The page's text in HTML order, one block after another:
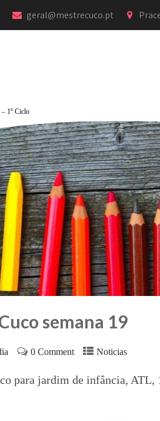
geral@mestrecuco.pt
1º Ciclo
semana 19
0 Comment Noticias
para jardim de infância, ATL,